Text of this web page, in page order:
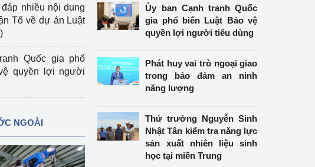
nhiều nội dung
Tổ về dự án Luật
Quốc gia phổ
quyền lợi người
NGOÀI
Ủy ban Cạnh tranh Quốc
gia phổ biến Luật Bảo vệ
quyền lợi người tiêu dùng
Phát huy vai trò ngoại giao
trong bảo đảm an ninh
năng lượng
Thứ trưởng Nguyễn Sinh
Nhật Tân kiểm tra năng lực
sản xuất nhiên liệu sinh
học tại miền Trung